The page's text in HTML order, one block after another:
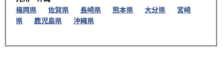
福岡県
佐賀県 長崎県 熊本県 大分県
宮崎
県
鹿児島県 沖縄県